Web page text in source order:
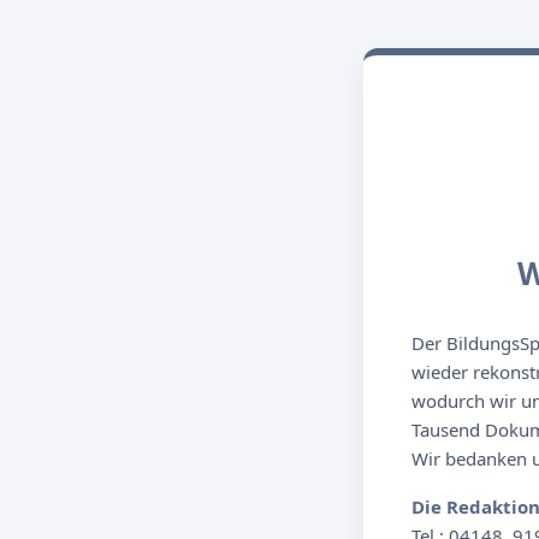
Der
wieder
wodurch wir
Tausend
Wir bedanken
Die Redaktion